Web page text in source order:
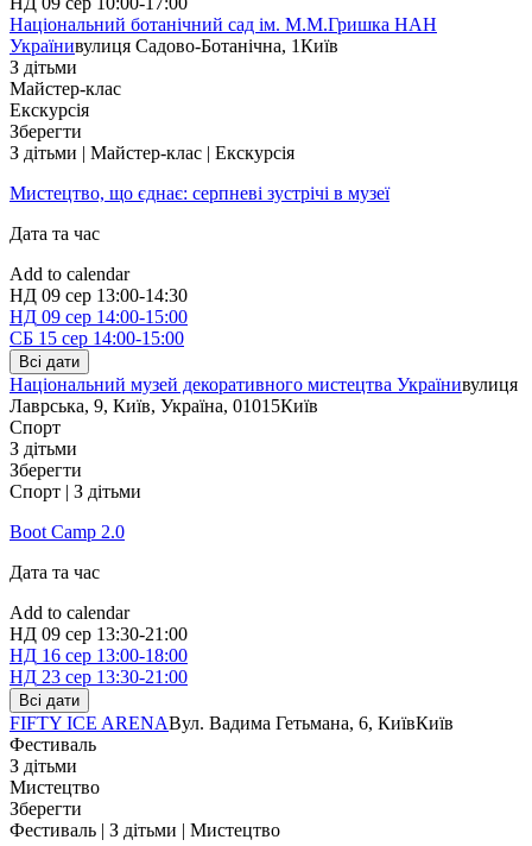
Національний ботанічний сад ім. М.М.Гришка НАН
Українивулиця Садово-Ботанічна, 1Київ
З дітьми
Майстер-клас
Екскурсія
Зберегти
З дітьми | Майстер-клас | Екскурсія
Мистецтво, що єднає: серпневі зустрічі в музеї
Дата та час
Add to calendar
НД 09 сер 13:00-14:30
НД 09 сер 14:00-15:00
СБ 15 сер 14:00-15:00
Всі дати
Національний музей декоративного мистецтва Українивулиця
Лаврська, 9, Київ, Україна, 01015Київ
Спорт
З дітьми
Зберегти
Спорт | З дітьми
Boot Camp 2.0
Дата та час
Add to calendar
НД 09 сер 13:30-21:00
НД 16 сер 13:00-18:00
НД 23 сер 13:30-21:00
Всі дати
FIFTY ICE ARENAВул. Вадима Гетьмана, 6, КиївКиїв
Фестиваль
З дітьми
Мистецтво
Зберегти
Фестиваль | З дітьми | Мистецтво